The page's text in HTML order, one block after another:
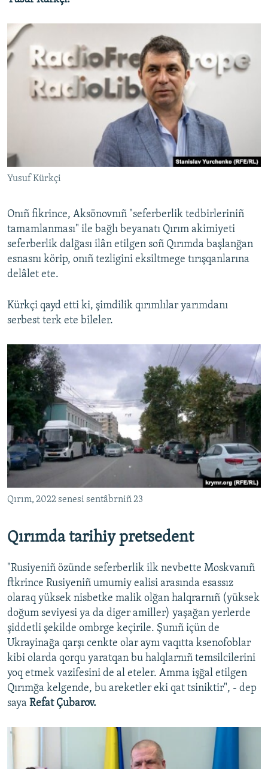
Yusuf Kürkçi
Onıñ fikrince, Aksönovnıñ "seferberlik tedbirleriniñ
tamamlanması" ile bağlı beyanatı Qırım akimiyeti
seferberlik dalğası ilân etilgen soñ Qırımda başlanğan
esnasnı körip, onıñ tezligini eksiltmege tırışqanlarına
delâlet ete.
Kürkçi qayd etti ki, şimdilik qırımlılar yarımdanı
serbest terk ete bileler.
Qırım, 2022 senesi sentâbrniñ 23
Qırımda tarihiy pretsedent
"Rusiyeniñ özünde seferberlik ilk nevbette Moskvanıñ
ftkrince Rusiyeniñ umumiy ealisi arasında esassız
olaraq yüksek nisbetke malik olğan halqrarnıñ (yüksek
doğum seviyesi ya da diger amiller) yaşağan yerlerde
şiddetli şekilde ombrge keçirile. Şunıñ içün de
Ukrayinağa qarşı cenkte olar aynı vaqıtta ksenofoblar
kibi olarda qorqu yaratqan bu halqlarnıñ temsilcilerini
yoq etmek vazifesini de al eteler. Amma işğal etilgen
Qırımğa kelgende, bu areketler eki qat tsiniktir", - dep
saya Refat Çubarov.